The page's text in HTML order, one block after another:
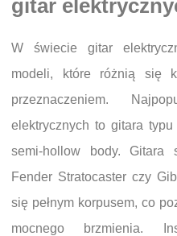
gitar
W świecie gitar
modeli, które różnią się
przeznaczeniem.
elektrycznych to gitara
semi-hollow body. Gitara
Fender Stratocaster czy
się pełnym korpusem, co
mocnego brzmienia.